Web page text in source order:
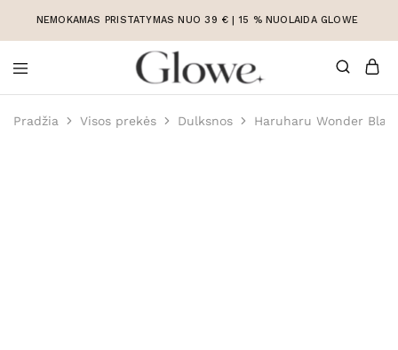
NEMOKAMAS PRISTATYMAS NUO 39 € | 15 % NUOLAIDA GLOWE
Korėjietiška
Korėjietiška
internetu
Pradžia Visos prekės Dulksnos Haruharu Wonder